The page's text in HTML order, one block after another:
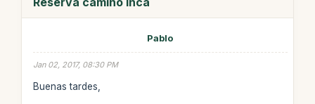
Pablo
Jan 02, 2017, 08:30 PM
Buenas tardes,